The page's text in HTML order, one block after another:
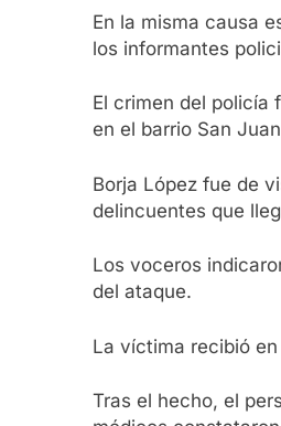
En la misma causa
los informantes
El crimen del policía
en el barrio San
Borja López fue de
delincuentes que
Los voceros
del ataque.
La víctima recibió
Tras el hecho, el